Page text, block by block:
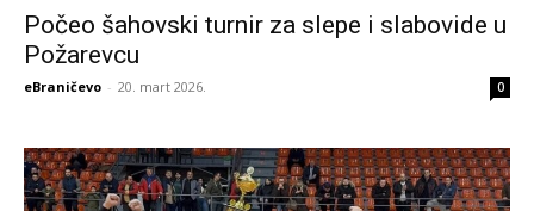
Počeo šahovski turnir za slepe i slabovide u
Požarevcu
eBraničevo - 20. mart 2026. 0